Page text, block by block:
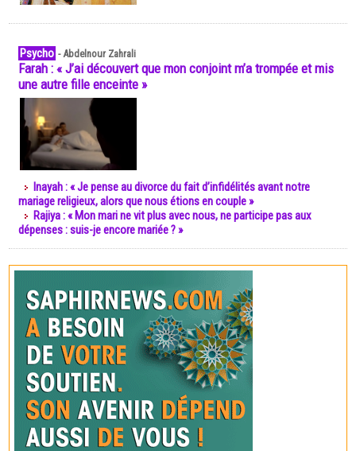
Psycho -Abdelnour Zahrali
Farah : « J’ai découvert que mon conjoint m’a trompée et mis
une autre fille enceinte »
Inayah : « Je pense au divorce du fait d’infidélités avant notre
mariage religieux, alors que nous étions en couple »
Rajiya : « Mon mari ne vit plus avec nous, ne participe pas aux
dépenses : suis-je encore mariée ? »